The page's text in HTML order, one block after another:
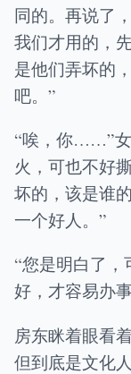
同的。再说了
我们才用的，
是他们弄坏的
吧。”
“唉，你……”女
火，可也不好
坏的，该是谁
一个好人。”
“您是明白了
好，才容易办
房东眯着眼看
但到底是文化